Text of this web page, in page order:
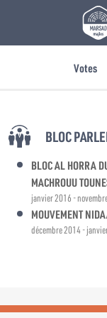
Votes
BLOC
BLOC AL HORRA
MACHROUU
janvier 2016 -
MOUVEMENT
décembre 2014 -